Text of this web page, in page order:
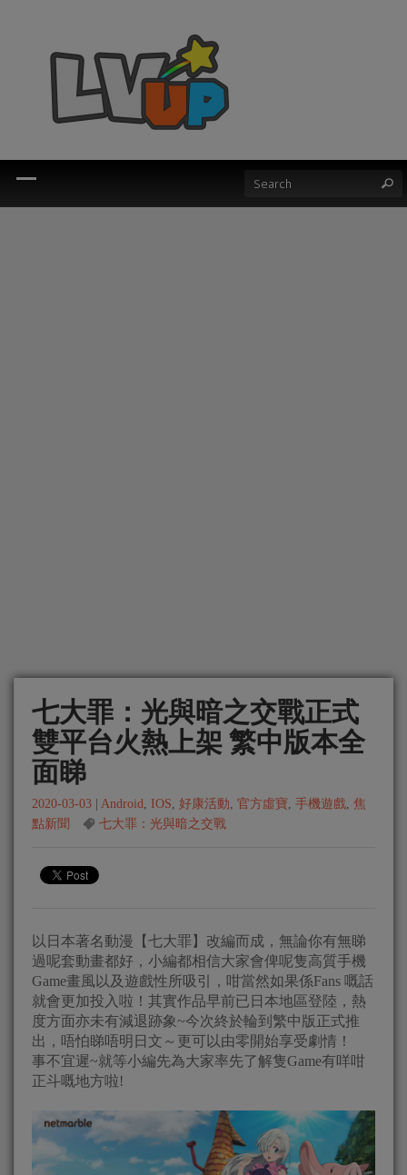
七大罪：光與暗之交戰正式
雙平台火熱上架 繁中版本全
面睇
2020-03-03 Android, IOS, 好康活動, 官方虛寶, 手機遊戲, 焦
點新聞
七大罪：光與暗之交戰
以日本著名動漫【七大罪】改編而成，無論你有無睇
過呢套動畫都好，小編都相信大家會俾呢隻高質手機
Game畫風以及遊戲性所吸引，咁當然如果係Fans 嘅話
就會更加投入啦！其實作品早前已日本地區登陸，熱
度方面亦未有減退跡象~今次終於輪到繁中版正式推
出，唔怕睇唔明日文～更可以由零開始享受劇情！
事不宜遲~就等小編先為大家率先了解隻Game有咩咁
正斗嘅地方啦!